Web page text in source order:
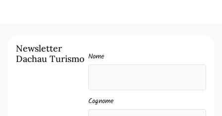
Newsletter
Dachau Turismo Nome
Cognome